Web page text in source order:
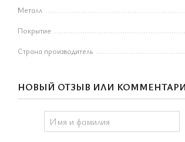
Металл
Покрытие
Страна производитель
НОВЫЙ ОТЗЫВ ИЛИ